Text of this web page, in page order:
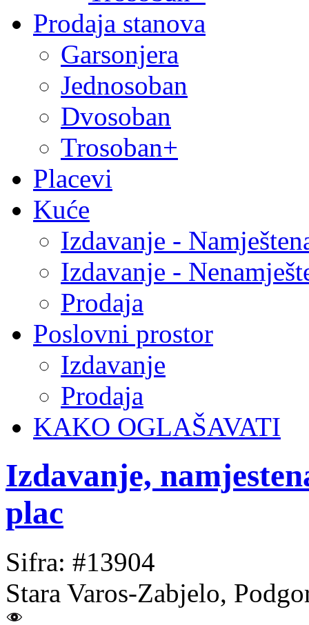
Prodaja stanova
Garsonjera
Jednosoban
Dvosoban
Trosoban+
Placevi
Kuće
Izdavanje -
Izdavanje -
Prodaja
Poslovni prostor
Izdavanje
Prodaja
KAKO OGLAŠAVATI
Izdavanje,
plac
Sifra: #13904
Stara Varos-Zabjelo,